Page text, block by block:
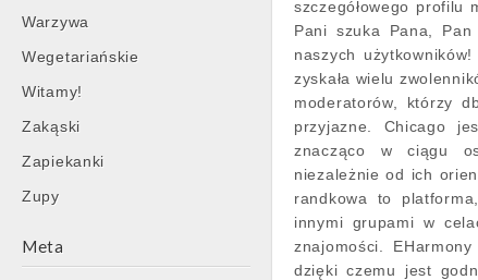
Warzywa
Wegetariańskie
Witamy!
Zakąski
Zapiekanki
Zupy
Meta
szczegółowego profilu
Pani szuka Pana,
naszych
zyskała wielu
moderatorów, którzy
przyjazne. Chicago
znacząco w ciągu
niezależnie od ich
randkowa to
innymi grupami w
znajomości.
dzięki czemu jest